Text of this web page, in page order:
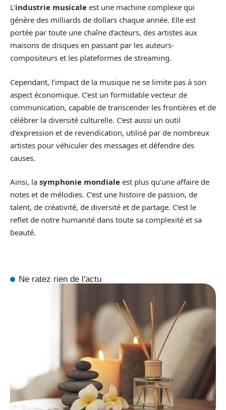
L’industrie musicale est une machine complexe qui
génère des milliards de dollars chaque année. Elle est
portée par toute une chaîne d’acteurs, des artistes aux
maisons de disques en passant par les auteurs-
compositeurs et les plateformes de streaming.
Cependant, l’impact de la musique ne se limite pas à son
aspect économique. C’est un formidable vecteur de
communication, capable de transcender les frontières et de
célébrer la diversité culturelle. C’est aussi un outil
d’expression et de revendication, utilisé par de nombreux
artistes pour véhiculer des messages et défendre des
causes.
Ainsi, la symphonie mondiale est plus qu’une affaire de
notes et de mélodies. C’est une histoire de passion, de
talent, de créativité, de diversité et de partage. C’est le
reflet de notre humanité dans toute sa complexité et sa
beauté.
Ne ratez rien de l'actu